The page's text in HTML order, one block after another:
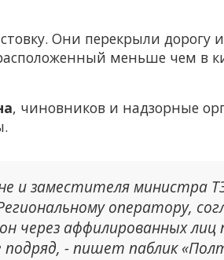
Они перекрыли дорогу
меньше чем в
, чиновников и надзорные
и заместителя министра
оператору,
через аффилированных лиц
- пишет паблик